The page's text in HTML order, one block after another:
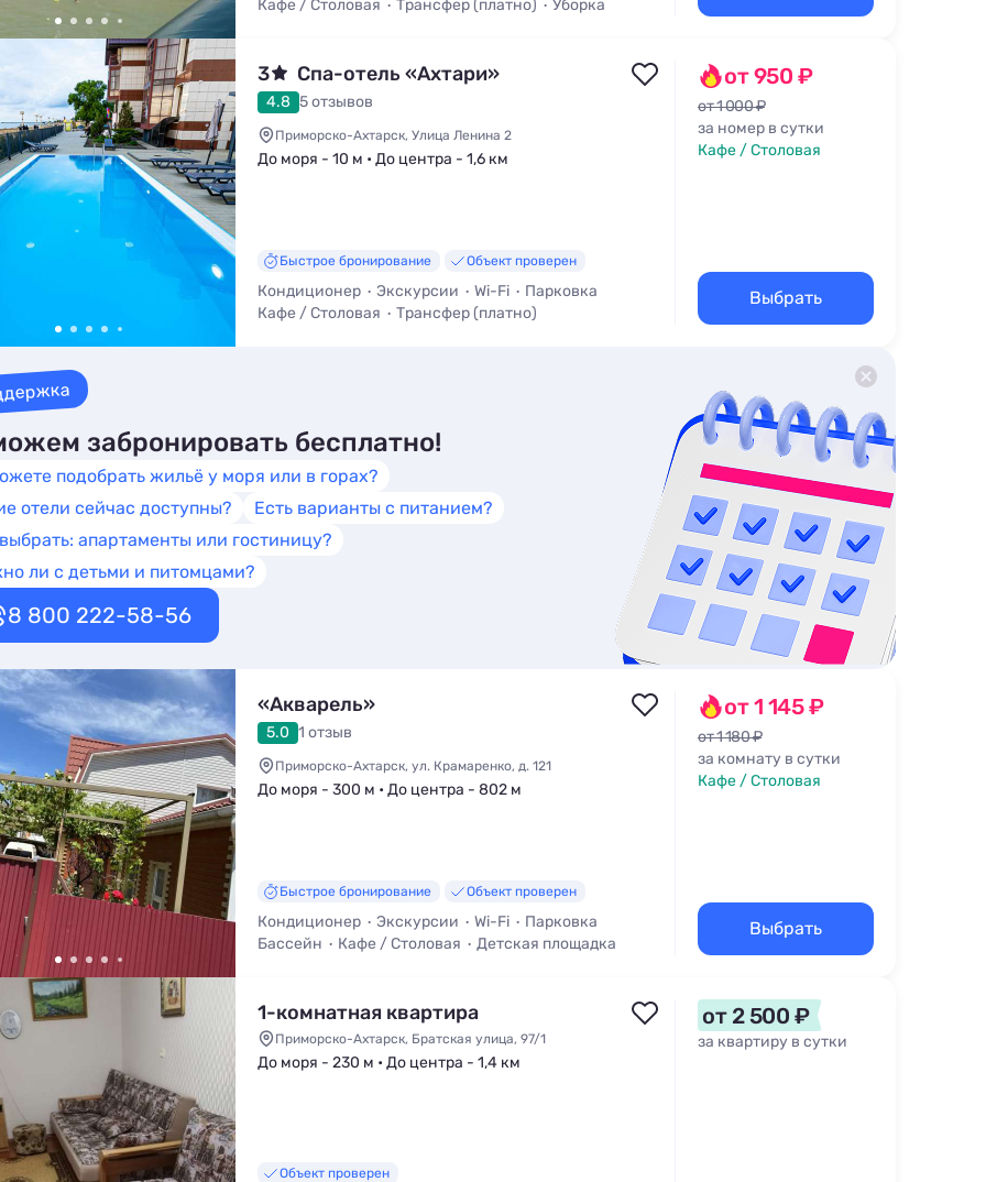
Кафе / Столовая
Трансфер (платно) Уборка
3 Спа-отель «Ахтари»
4.8 5 отзывов
Приморско-Ахтарск, Улица Ленина 2
До моря - 10 м • До центра - 1,6 км
Быстрое бронирование Объект проверен
Кондиционер Экскурсии Wi-Fi
Парковка
Кафе / Столовая
Трансфер (платно)
от 950 ₽
от 1 000 ₽
за номер в сутки
Кафе / Столовая
Выбрать
забронировать бесплатно!
подобрать жильё у моря или в горах?
отели сейчас доступны?
Есть варианты с питанием?
апартаменты или гостиницу?
ли с детьми и питомцами?
8 800 222-58-56
«Акварель»
5.0 1 отзыв
Приморско-Ахтарск, ул. Крамаренко, д. 121
До моря - 300 м • До центра - 802 м
Быстрое бронирование Объект проверен
Кондиционер Экскурсии Wi-Fi
Парковка
Бассейн
Кафе / Столовая Детская площадка
от 1 145 ₽
от 1 180 ₽
за комнату в сутки
Кафе / Столовая
Выбрать
1-комнатная квартира
Приморско-Ахтарск, Братская улица, 97/1
До моря - 230 м • До центра - 1,4 км
Объект проверен
от 2 500 ₽
за квартиру в сутки